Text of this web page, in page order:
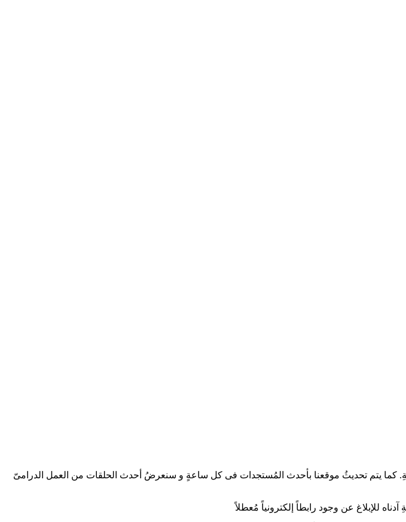
العمل الدرامىّ وو ري العذراء الحلقة 07 و المُترجمِ للغةِ العربيةِ. كما يتم تحديثُ موقعنا بأحدث المُستجدات فى كل ساعةٍ و سنعرضُ أحدث الحلقات من العمل الدرامىّ
للإبلاغ عن وجود رابطاً إلكترونياً مُعطلاً